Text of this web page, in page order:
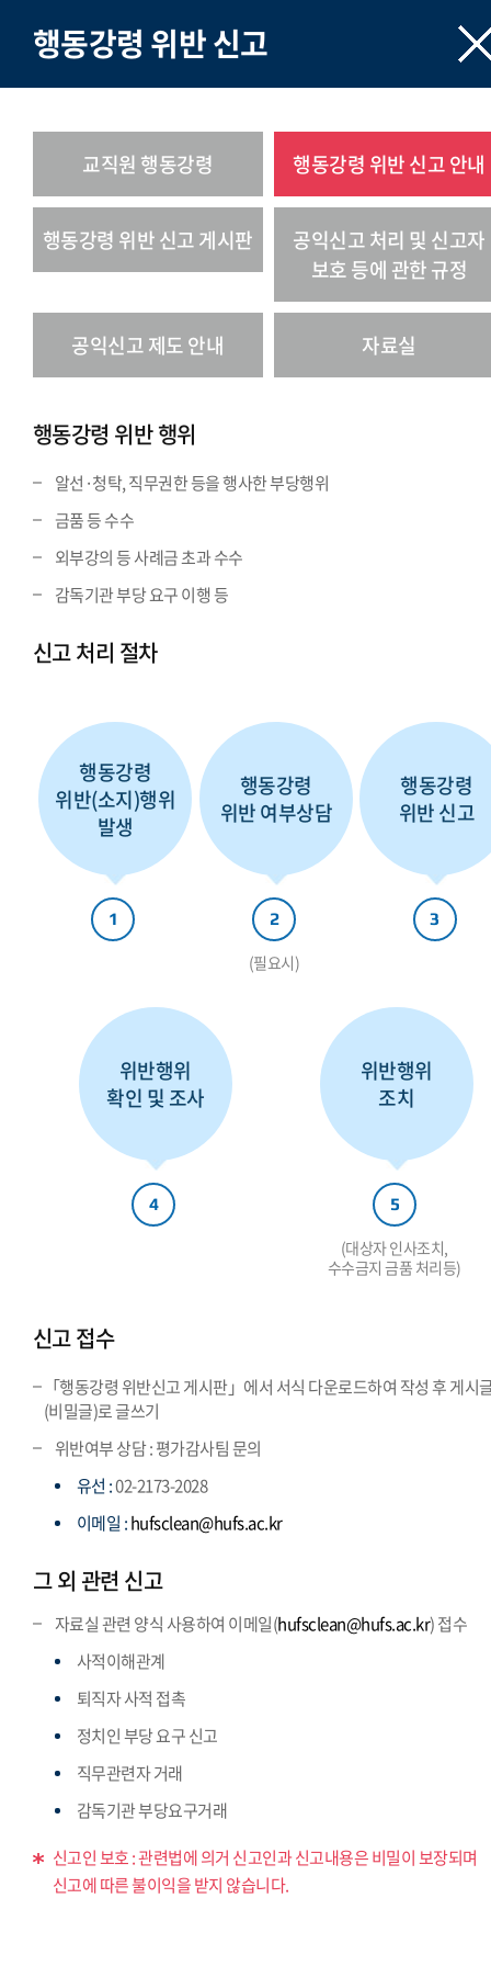
행동강령 위반 신고
교직원 행동강령 행동강령 위반 신고 안내
행동강령 위반 신고 게시판
공익신고 처리 및 신고자
보호 등에 관한 규정
공익신고 제도 안내 자료실
행동강령 위반 행위
알선·청탁, 직무권한 등을 행사한 부당행위
금품 등 수수
외부강의 등 사례금 초과 수수
감독기관 부당 요구 이행 등
신고 처리 절차
행동강령
위반(소지)행위
발생
1
행동강령
위반 여부상담
2
(필요시)
행동강령
위반 신고
3
위반행위
확인 및 조사
4
위반행위
조치
5
(대상자 인사조치,
수수금지 금품 처리등)
신고 접수
「행동강령 위반신고 게시판」에서 서식 다운로드하여 작성 후 게시
(비밀글)로 글쓰기
위반여부 상담 : 평가감사팀 문의
유선 :02-2173-2028
이메일 :hufsclean@hufs.ac.kr
그 외 관련 신고
자료실 관련 양식 사용하여 이메일(hufsclean@hufs.ac.kr) 접수
사적이해관계
퇴직자 사적 접촉
정치인 부당 요구 신고
직무관련자 거래
감독기관 부당요구거래
신고인 보호 : 관련법에 의거 신고인과 신고내용은 비밀이 보장되며
신고에 따른 불이익을 받지 않습니다.